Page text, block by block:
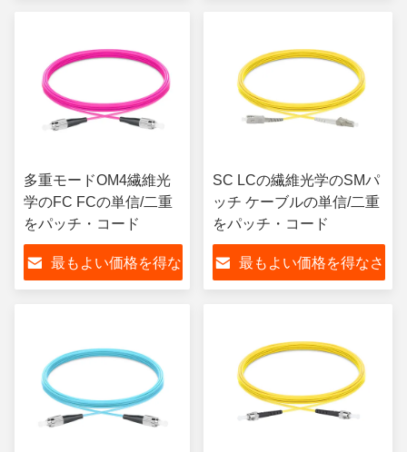
多重モードOM4繊維光
学のFC FCの単信/二重
をパッチ・コード
最もよい価格を得な
SC LCの繊維光学のSMパ
ッチ ケーブルの単信/二重
をパッチ・コード
最もよい価格を得なさ